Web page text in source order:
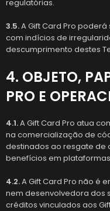
regulatórias.
3.5.A Gift Card Pro
com indícios de
descumprimento destes
4. OBJETO,
PRO E
4.1.A Gift Card Pro atua
na comercialização de
destinados ao resgate de
benefícios em
4.2.A Gift Card Pro não é
nem desenvolvedora dos
créditos vinculados aos